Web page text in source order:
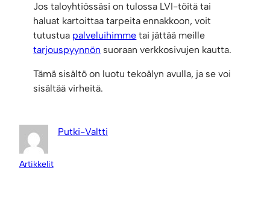
Jos taloyhtiössäsi on tulossa LVI-töitä tai
haluat kartoittaa tarpeita ennakkoon, voit
tutustua palveluihimme tai jättää meille
tarjouspyynnön suoraan verkkosivujen kautta.
Tämä sisältö on luotu tekoälyn avulla, ja se voi
sisältää virheitä.
Putki-Valtti
Artikkelit